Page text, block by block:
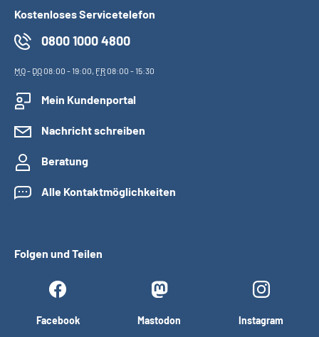
Kostenloses Servicetelefon
0800 1000 4800
MO- DO08:00 - 19:00, FR08:00 - 15:30
Mein Kundenportal
Nachricht schreiben
Beratung
Alle Kontaktmöglichkeiten
Folgen und Teilen
Facebook Mastodon Instagram